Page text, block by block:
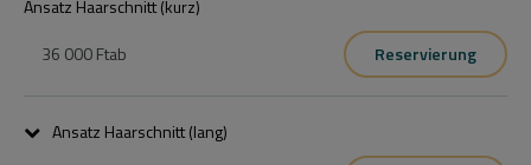
Ansatz Haarschnitt (kurz)
36 000 Ftab Reservierung
Ansatz Haarschnitt (lang)